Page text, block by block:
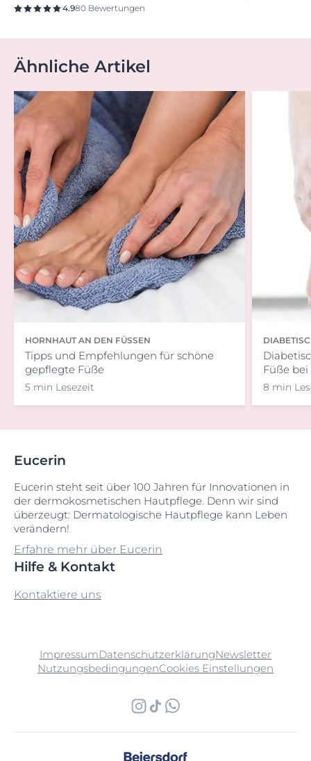
4.980 Bewertungen
Ähnliche Artikel
HORNHAUT AN DEN FÜSSEN
Tipps und Empfehlungen für schöne
gepflegte Füße
5 min Lesezeit
Füße
8 min
Eucerin
Eucerin steht seit über 100 Jahren für Innovationen in
der dermokosmetischen Hautpflege. Denn wir sind
überzeugt: Dermatologische Hautpflege kann Leben
verändern!
Erfahre mehr über Eucerin
Hilfe & Kontakt
Kontaktiere uns
ImpressumDatenschutzerklärungNewsletter
NutzungsbedingungenCookies Einstellungen